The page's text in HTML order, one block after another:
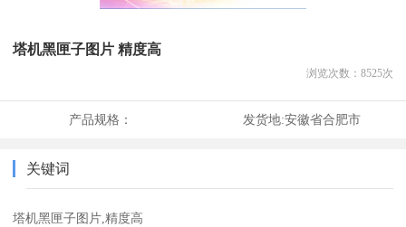
塔机黑匣子图片 精度高
浏览次数： 8525次
产品规格： 发货地:安徽省合肥市
关键词
塔机黑匣子图片,精度高